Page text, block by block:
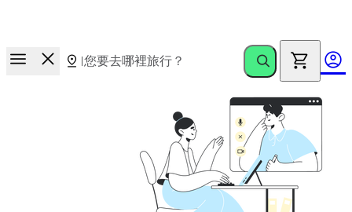
您的 Holafly eSIM 每月還可享 1GB 備用流
量，無需額外付費。